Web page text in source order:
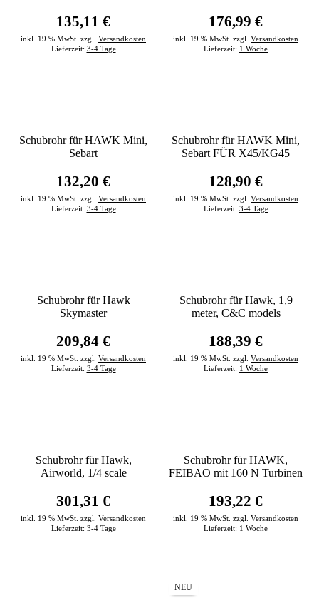
135,11 €
inkl. 19 % MwSt. zzgl. Versandkosten
Lieferzeit: 3-4 Tage
176,99 €
inkl. 19 % MwSt. zzgl. Versandkosten
Lieferzeit: 1 Woche
Schubrohr für HAWK Mini,
Sebart
132,20 €
inkl. 19 % MwSt. zzgl. Versandkosten
Lieferzeit: 3-4 Tage
Schubrohr für HAWK Mini,
Sebart FÜR X45/KG45
128,90 €
inkl. 19 % MwSt. zzgl. Versandkosten
Lieferzeit: 3-4 Tage
Schubrohr für Hawk
Skymaster
209,84 €
inkl. 19 % MwSt. zzgl. Versandkosten
Lieferzeit: 3-4 Tage
Schubrohr für Hawk, 1,9
meter, C&C models
188,39 €
inkl. 19 % MwSt. zzgl. Versandkosten
Lieferzeit: 1 Woche
Schubrohr für Hawk,
Airworld, 1/4 scale
301,31 €
inkl. 19 % MwSt. zzgl. Versandkosten
Lieferzeit: 3-4 Tage
Schubrohr für HAWK,
FEIBAO mit 160 N Turbinen
193,22 €
inkl. 19 % MwSt. zzgl. Versandkosten
Lieferzeit: 1 Woche
NEU